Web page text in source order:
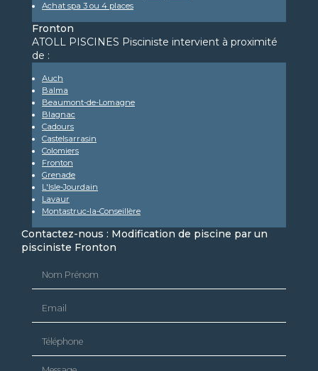
Achat spa 3 ou 4 places
Fronton
ATOLL PISCINES Pisciniste intervient à proximité
de :
Auch
Balma
Beaumont-de-Lomagne
Blagnac
Cadours
Castelsarrasin
Colomiers
Fronton
Grenade
L'Isle-Jourdain
Lavaur
Montastruc-la-Conseillère
Contactez-nous : Modification de piscine par un
pisciniste Fronton
Message